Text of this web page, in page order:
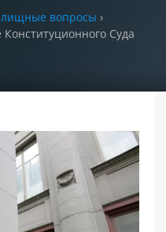
вопросы ›
Суда